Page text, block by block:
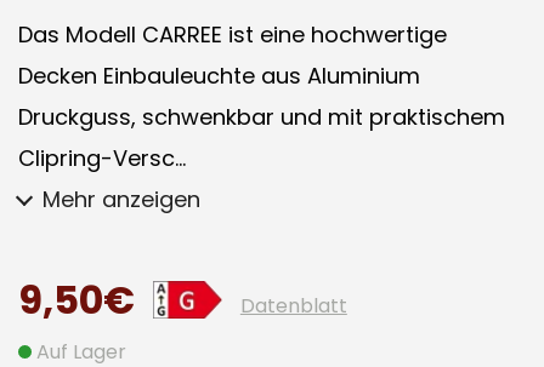
Das Modell CARREE ist eine hochwertige
Decken Einbauleuchte aus Aluminium
Druckguss, schwenkbar und mit praktischem
Clipring-Versc...
Mehr anzeigen
9,50€
Datenblatt
Auf Lager